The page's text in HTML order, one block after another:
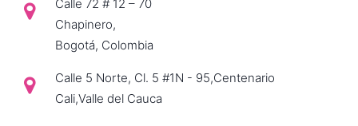
Calle 72 # 12 – 70
Chapinero,
Bogotá, Colombia
Calle 5 Norte, Cl. 5 #1N - 95,Centenario
Cali,Valle del Cauca